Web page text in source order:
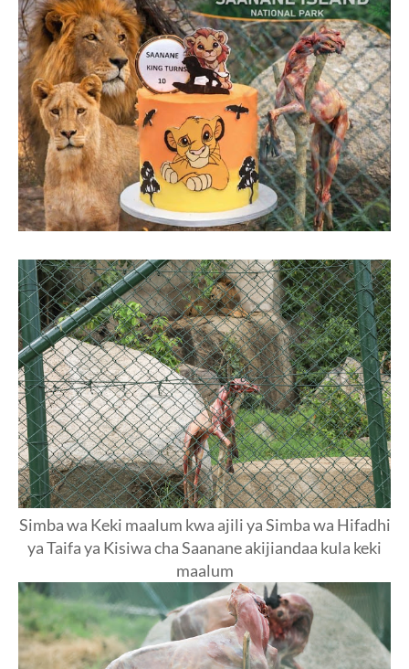
Simba wa Keki maalum kwa ajili ya Simba wa Hifadhi
ya Taifa ya Kisiwa cha Saanane akijiandaa kula keki
maalum